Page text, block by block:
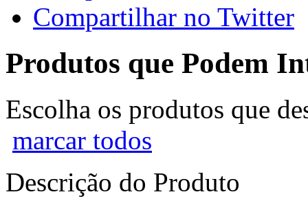
Compartilhar no Twitter
Produtos que Podem
Escolha os produtos que
marcar todos
Descrição do Produto